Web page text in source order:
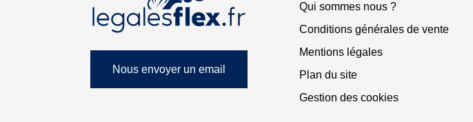
Nous envoyer un email
Qui sommes nous ?
Conditions générales de vente
Mentions légales
Plan du site
Gestion des cookies